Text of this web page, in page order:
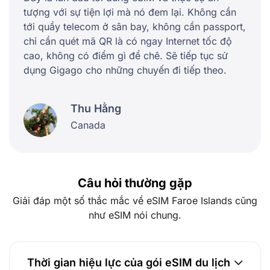
tượng với sự tiện lợi mà nó đem lại. Không cần
tới quầy telecom ở sân bay, không cần passport,
chỉ cần quét mã QR là có ngay Internet tốc độ
cao, không có điểm gì để chê. Sẽ tiếp tục sử
dụng Gigago cho những chuyến đi tiếp theo.
Thu Hằng
Canada
Câu hỏi thường gặp
Giải đáp một số thắc mắc về eSIM Faroe Islands cũng
như eSIM nói chung.
Thời gian hiệu lực của gói eSIM du lịch